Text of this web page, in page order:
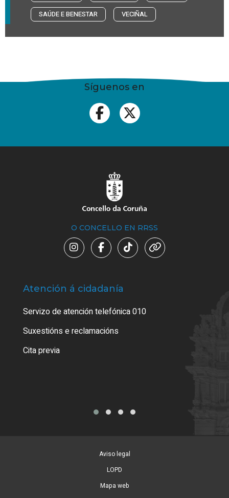
SAÚDE E BENESTAR
VECIÑAL
Síguenos en
O CONCELLO EN RRSS
Atención á cidadanía
Servizo de atención telefónica 010
Suxestións e reclamacións
Cita previa
Aviso legal
LOPD
Mapa web